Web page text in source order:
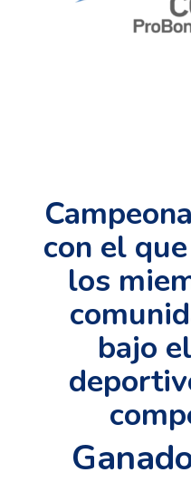
con el
los
bajo